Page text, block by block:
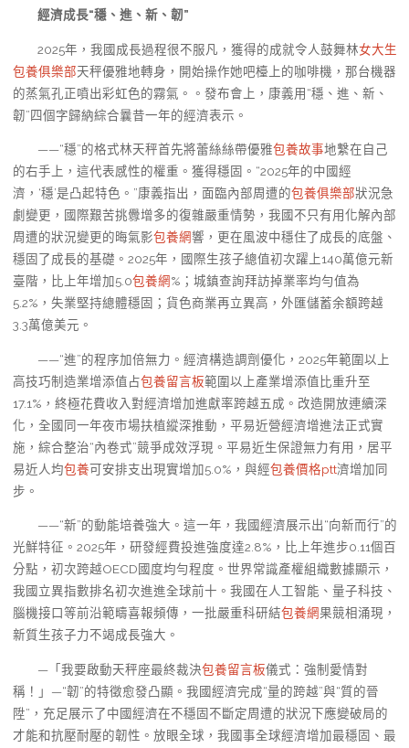
經濟成長“穩、進、新、韌”
2025年，我國成長過程很不服凡，獲得的成就令人鼓舞林女大生
包養俱樂部天秤優雅地轉身，開始操作她吧檯上的咖啡機，那台機器
的蒸氣孔正噴出彩虹色的霧氣。。發布會上，康義用“穩、進、新、
韌”四個字歸納綜合曩昔一年的經濟表示。
——“穩”的格式林天秤首先將蕾絲絲帶優雅包養故事地繫在自己
的右手上，這代表感性的權重。獲得穩固。“2025年的中國經
濟，‘穩’是凸起特色。”康義指出，面臨內部周遭的包養俱樂部狀況急
劇變更，國際艱苦挑釁增多的復雜嚴重情勢，我國不只有用化解內部
周遭的狀況變更的晦氣影包養網響，更在風波中穩住了成長的底盤、
穩固了成長的基礎。2025年，國際生孩子總值初次躍上140萬億元新
臺階，比上年增加5.0包養網%；城鎮查詢拜訪掉業率均勻值為
5.2%，失業堅持總體穩固；貨色商業再立異高，外匯儲蓄余額跨越
3.3萬億美元。
——“進”的程序加倍無力。經濟構造調劑優化，2025年範圍以上
高技巧制造業增添值占包養留言板範圍以上產業增添值比重升至
17.1%，終極花費收入對經濟增加進獻率跨越五成。改造開放連續深
化，全國同一年夜市場扶植縱深推動，平易近營經濟增進法正式實
施，綜合整治“內卷式”競爭成效浮現。平易近生保證無力有用，居平
易近人均包養可安排支出現實增加5.0%，與經包養價格ptt濟增加同
步。
——“新”的動能培養強大。這一年，我國經濟展示出“向新而行”的
光鮮特征。2025年，研發經費投進強度達2.8%，比上年進步0.11個百
分點，初次跨越OECD國度均勻程度。世界常識產權組織數據顯示，
我國立異指數排名初次進進全球前十。我國在人工智能、量子科技、
腦機接口等前沿範疇喜報頻傳，一批嚴重科研結包養網果競相涌現，
新質生孩子力不竭成長強大。
—「我要啟動天秤座最終裁決包養留言板儀式：強制愛情對
稱！」—“韌”的特徵愈發凸顯。我國經濟完成“量的跨越”與“質的晉
陞”，充足展示了中國經濟在不穩固不斷定周遭的狀況下應變破局的
才能和抗壓耐壓的韌性。放眼全球，我國事全球經濟增加最穩固、最